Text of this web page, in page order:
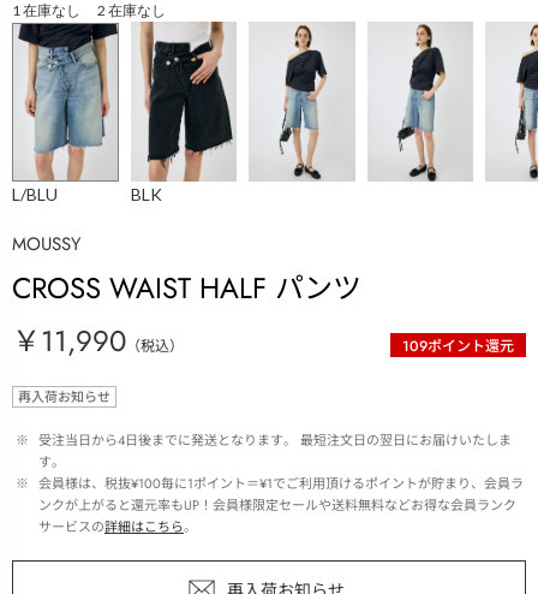
1 在庫なし 2 在庫なし
L/BLU BLK
MOUSSY
CROSS WAIST HALF パンツ
￥11,990 （税込） 109ポイント還元
再入荷お知らせ
※ 受注当日から4日後までに発送となります。 最短注文日の翌日にお届けいたしま
す。
※ 会員様は、税抜¥100毎に1ポイント＝¥1でご利用頂けるポイントが貯まり、会員ラ
ンクが上がると還元率もUP！会員様限定セールや送料無料などお得な会員ランク
サービスの詳細はこちら。